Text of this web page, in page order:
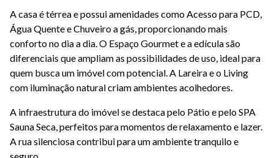
A casa é térrea e possui amenidades como Acesso para PCD,
Água Quente e Chuveiro a gás, proporcionando mais
conforto no dia a dia. O Espaço Gourmet e a edícula são
diferenciais que ampliam as possibilidades de uso, ideal para
quem busca um imóvel com potencial. A Lareira e o Living
com iluminação natural criam ambientes acolhedores.
A infraestrutura do imóvel se destaca pelo Pátio e pelo SPA
Sauna Seca, perfeitos para momentos de relaxamento e lazer.
A rua silenciosa contribui para um ambiente tranquilo e